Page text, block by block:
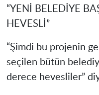
“YENİ BELEDİYE
HEVESLİ”
“Şimdi bu projenin
seçilen bütün
derece hevesliler”